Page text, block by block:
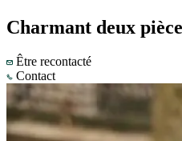
Charmant deux
Être recontacté
Contact